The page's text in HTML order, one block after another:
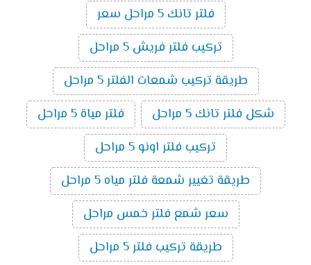
فلتر تانك 5 مراحل سعر
تركيب فلتر فريش 5 مراحل
طريقة تركيب شمعات الفلتر 5 مراحل
شكل فلتر تانك 5 مراحل
فلتر مياة 5 مراحل
تركيب فلتر اونو 5 مراحل
طريقة تغيير شمعة فلتر مياه 5 مراحل
سعر شمع فلتر خمس مراحل
طريقة تركيب فلتر 5 مراحل